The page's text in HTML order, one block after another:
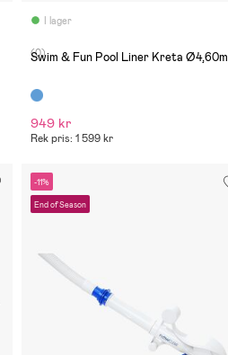
I lager
(0)
Swim & Fun Pool Liner Kreta Ø4,60m
949 kr
Rek pris: 1 599 kr
-11%
End of Season